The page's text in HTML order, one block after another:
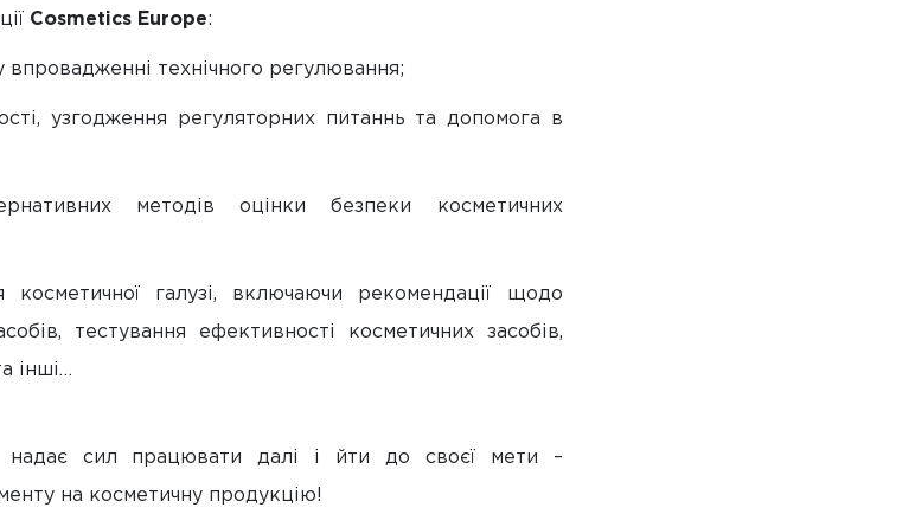
Cosmetics Europе:
технічного регулювання;
узгодження регуляторних питаннь та допомога в
методів оцінки безпеки косметичних
галузі, включаючи рекомендації щодо
тестування ефективності косметичних засобів,
інші…
надає сил працювати далі і йти до своєї мети –
на косметичну продукцію!